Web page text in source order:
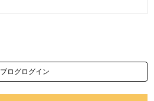
ブログログイン